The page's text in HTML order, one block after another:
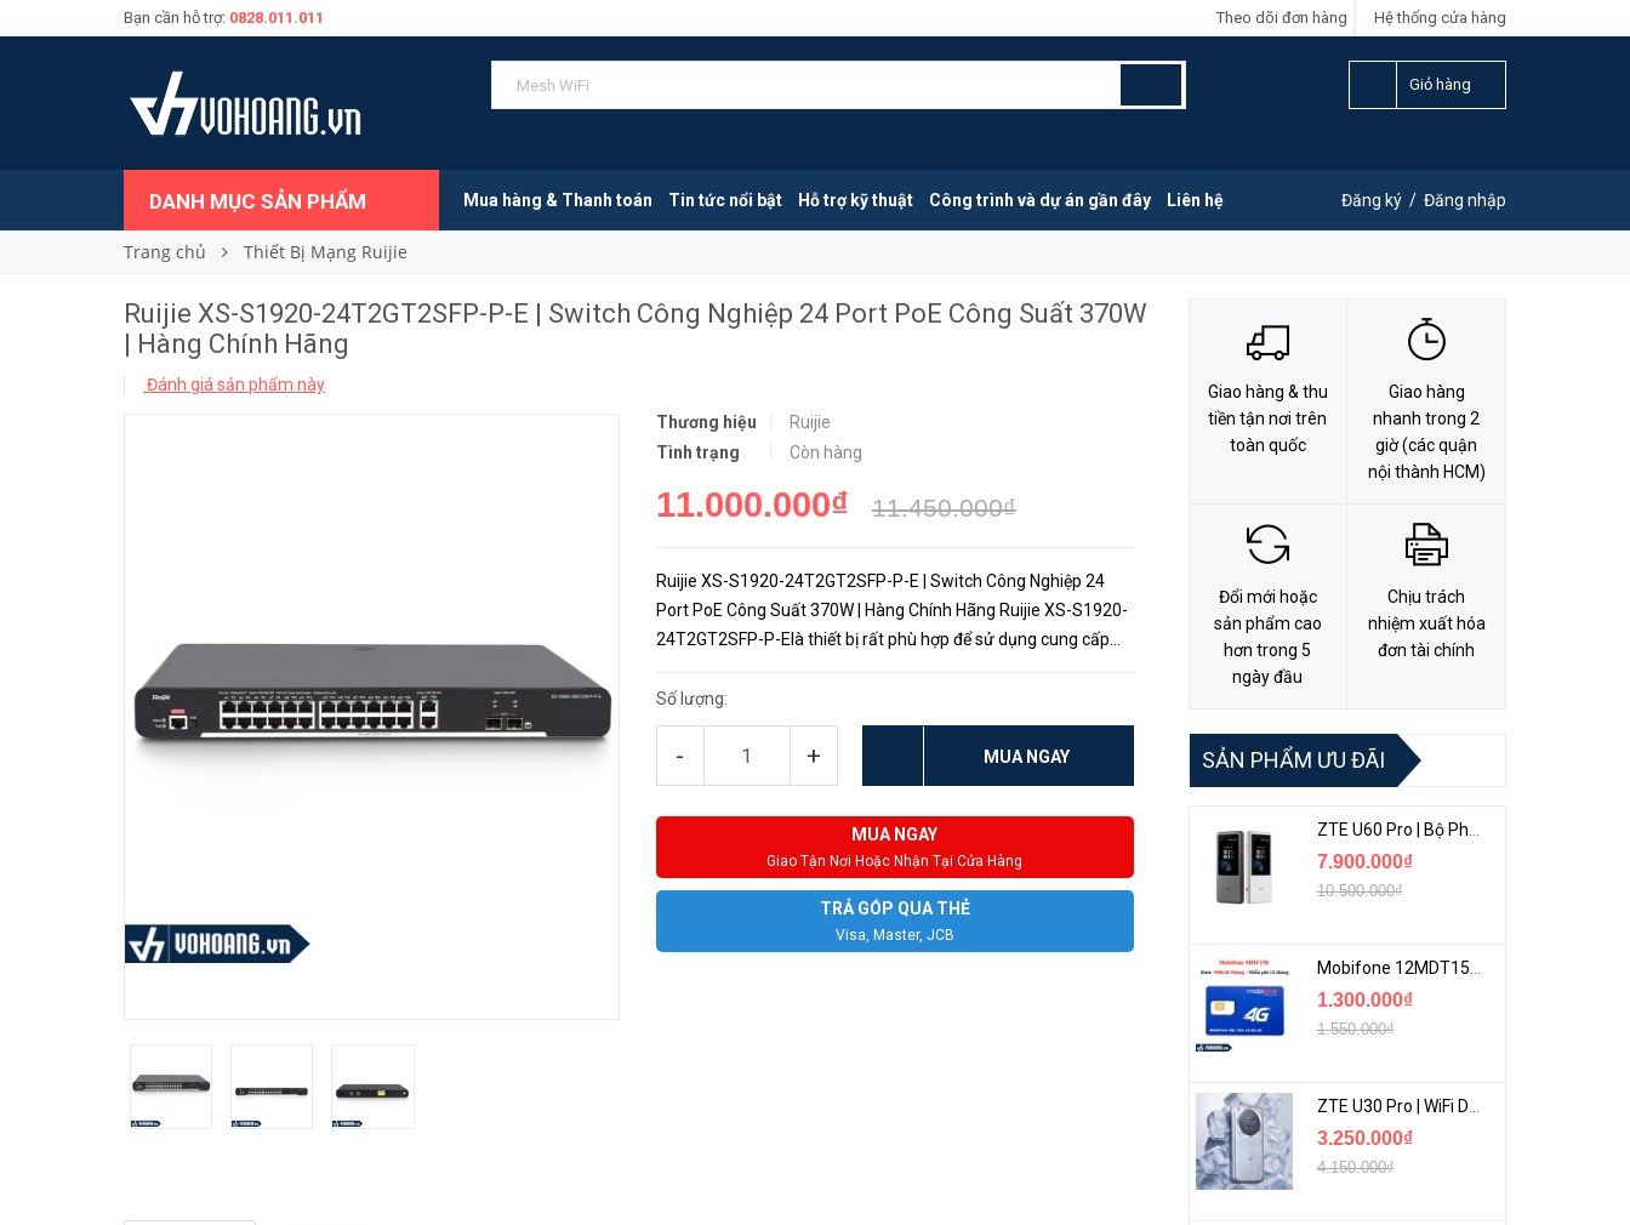
Bạn cần hỗ trợ: 0828.011.011 Hệ thống cửa hàng
Theo dõi đơn hàng
Giỏ hàng
DANH MỤC SẢN PHẨM Mua hàng & Thanh toán Tin tức nổi bật Hỗ trợ kỹ thuật Công trình và dự án gần đây Liên hệ Đăng ký / Đăng nhập
Trang chủ Thiết Bị Mạng Ruijie
Ruijie XS-S1920-24T2GT2SFP-P-E | Switch Công Nghiệp 24 Port PoE Công Suất 370W
| Hàng Chính Hãng
Đánh giá sản phẩm này
Thương hiệu
Ruijie
Tình trạng
Còn hàng
11.000.000₫ 11.450.000₫
Ruijie XS-S1920-24T2GT2SFP-P-E | Switch Công Nghiệp 24
Port PoE Công Suất 370W | Hàng Chính Hãng Ruijie XS-S1920-
24T2GT2SFP-P-Elà thiết bị rất phù hợp để sử dụng cung cấp
năng đặc thù...
Số lượng:
- + MUA NGAY
MUA NGAY
Giao Tận Nơi Hoặc Nhận Tại Cửa Hàng
TRẢ GÓP QUA THẺ
Visa, Master, JCB
MUA NGAY LIÊN HỆ ĐẶT HÀNG
Giao hàng & thu
tiền tận nơi trên
toàn quốc
Giao hàng
nhanh trong 2
giờ (các quận
nội thành HCM)
Đổi mới hoặc
sản phẩm cao
hơn trong 5
ngày đầu
Chịu trách
nhiệm xuất hóa
đơn tài chính
SẢN PHẨM ƯU ĐÃI
ZTE U60 Pro | Bộ Phát 5G Cầm Tay Tích Hợp Công Nghệ WiFi 7, Pin 10000mAh
7.900.000₫
10.500.000₫
Mobifone 12MDT150 | Sim Chuyên 4G Mobifone Dung Lượng Cao 500GB/Tháng Gói 1 Năm
1.300.000₫
1.550.000₫
ZTE U30 Pro | WiFi Di Động 5G Tốc Độ Lên Đến 500Mbps, Màn Hình Cảm Ứng
3.250.000₫
4.150.000₫